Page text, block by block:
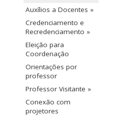
Auxílios a Docentes »
Credenciamento e
Recredenciamento »
Eleição para
Coordenação
Orientações por
professor
Professor Visitante »
Conexão com
projetores